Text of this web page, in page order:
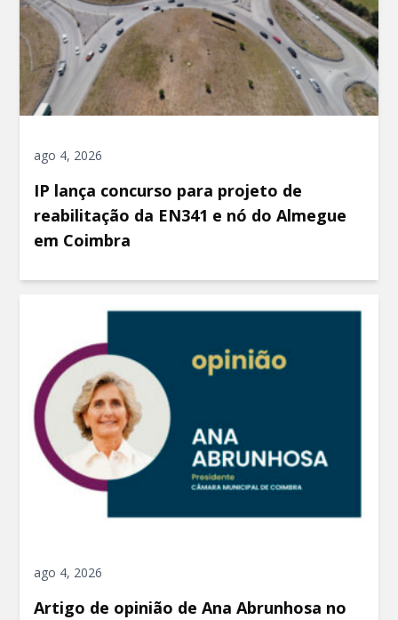
ago 4, 2026
IP lança concurso para projeto de
reabilitação da EN341 e nó do Almegue
em Coimbra
ago 4, 2026
Artigo de opinião de Ana Abrunhosa no